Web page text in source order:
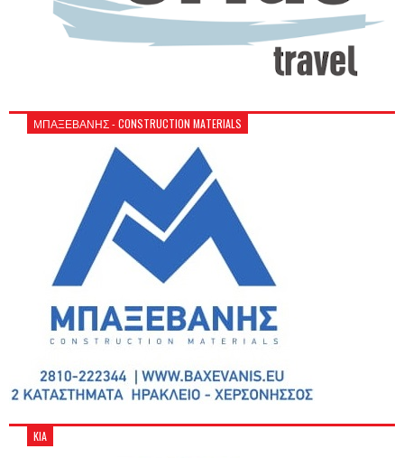
ΜΠΑΞΕΒΑΝΗΣ - CONSTRUCTION MATERIALS
KIA